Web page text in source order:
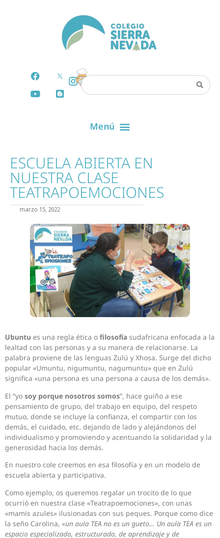
ESCUELA ABIERTA EN
NUESTRA CLASE
TEATRAPOEMOCIONES
marzo 15, 2022
Ubuntu es una regla ética o filosofía sudafricana enfocada a la
lealtad con las personas y a su manera de relacionarse. La
palabra proviene de las lenguas Zulú y Xhosa. Surge del dicho
popular «Umuntu, nigumuntu, nagumuntu» que en Zulú
significa «una persona es una persona a causa de los demás».
El “yo soy porque nosotros somos”, hace guiño a ese
pensamiento de grupo, del trabajo en equipo, del respeto
mutuo, donde se incluye la confianza, el compartir con los
demás, el cuidado, etc. dejando de lado y alejándonos del
individualismo y promoviendo y acentuando la solidaridad y la
generosidad hacia los demás.
En nuestro cole creemos en esa filosofía y en un modelo de
escuela abierta y participativa.
Como ejemplo, os queremos regalar un trocito de lo que
ocurrió en nuestra clase «Teatrapoemociones», con unas
«mamis azules» ilusionadas con sus peques. Porque como dice
la seño Carolina, «un aula TEA no es un gueto… Un aula TEA es un
espacio especializado, estructurado, de aprendizaje y de